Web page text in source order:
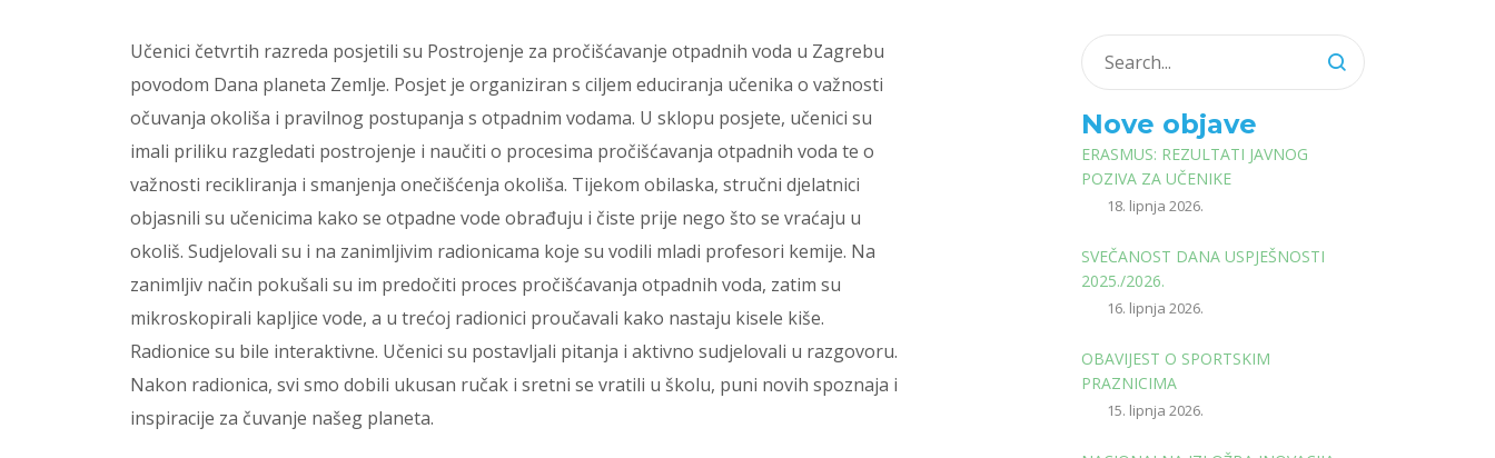
Učenici četvrtih razreda posjetili su Postrojenje za pročišćavanje otpadnih voda u Zagrebu
povodom Dana planeta Zemlje. Posjet je organiziran s ciljem educiranja učenika o važnosti
očuvanja okoliša i pravilnog postupanja s otpadnim vodama. U sklopu posjete, učenici su
imali priliku razgledati postrojenje i naučiti o procesima pročišćavanja otpadnih voda te o
važnosti recikliranja i smanjenja onečišćenja okoliša. Tijekom obilaska, stručni djelatnici
objasnili su učenicima kako se otpadne vode obrađuju i čiste prije nego što se vraćaju u
okoliš. Sudjelovali su i na zanimljivim radionicama koje su vodili mladi profesori kemije. Na
zanimljiv način pokušali su im predočiti proces pročišćavanja otpadnih voda, zatim su
mikroskopirali kapljice vode, a u trećoj radionici proučavali kako nastaju kisele kiše.
Radionice su bile interaktivne. Učenici su postavljali pitanja i aktivno sudjelovali u razgovoru.
Nakon radionica, svi smo dobili ukusan ručak i sretni se vratili u školu, puni novih spoznaja i
inspiracije za čuvanje našeg planeta.
Nove objave
ERASMUS: REZULTATI JAVNOG
POZIVA ZA UČENIKE
18. lipnja 2026.
SVEČANOST DANA USPJEŠNOSTI
2025./2026.
16. lipnja 2026.
OBAVIJEST O SPORTSKIM
PRAZNICIMA
15. lipnja 2026.